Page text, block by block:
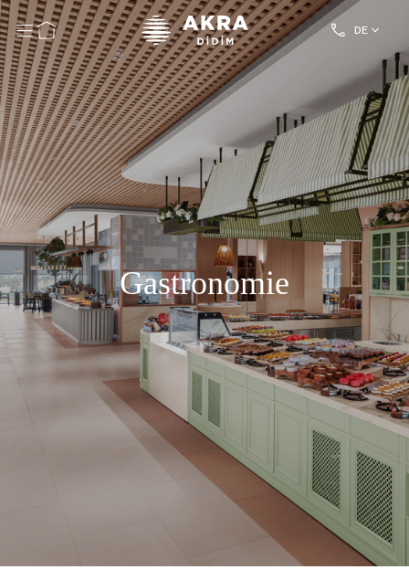
DE
Gastronomie